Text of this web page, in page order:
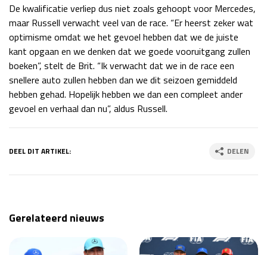
De kwalificatie verliep dus niet zoals gehoopt voor Mercedes,
maar Russell verwacht veel van de race. “Er heerst zeker wat
optimisme omdat we het gevoel hebben dat we de juiste
kant opgaan en we denken dat we goede vooruitgang zullen
boeken”, stelt de Brit. “Ik verwacht dat we in de race een
snellere auto zullen hebben dan we dit seizoen gemiddeld
hebben gehad. Hopelijk hebben we dan een compleet ander
gevoel en verhaal dan nu”, aldus Russell.
DEEL DIT ARTIKEL: DELEN
Gerelateerd nieuws